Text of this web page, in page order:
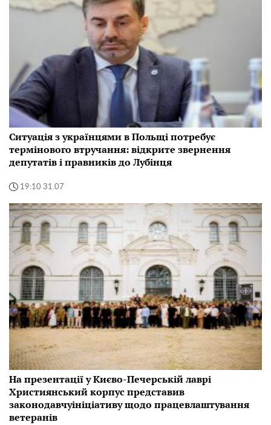
Ситуація з українцями в Польщі потребує
термінового втручання: відкрите звернення
депутатів і правників до Лубінця
19:10 31.07
На презентації у Києво-Печерській лаврі
Християнський корпус представив
законодавчуініціативу щодо працевлаштування
ветеранів